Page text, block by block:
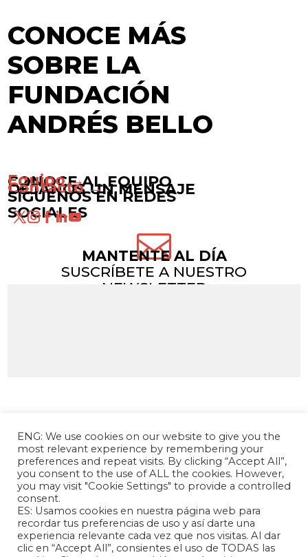
CONOCE MÁS
SOBRE LA
FUNDACIÓN
ANDRÉS BELLO
CONOCE AL EQUIPO
Equipo →
DÉJANOS UN MENSAJE
Contacto →
SÍGUENOS EN REDES
SOCIALES

MANTENTE AL DÍA
SUSCRÍBETE A NUESTRO
NEWSLETTER
La Fundación Andrés Bello – Centro de
Investigación Chino Latinoamericano es una
entidad sin fines de lucro, de carácter
independiente, dedicada a la investigación y
ENG: We use cookies on our website to give you the
most relevant experience by remembering your
preferences and repeat visits. By clicking “Accept All”,
you consent to the use of ALL the cookies. However,
you may visit "Cookie Settings" to provide a controlled
consent.
ES: Usamos cookies en nuestra página web para
recordar tus preferencias de uso y así darte una
experiencia relevante cada vez que nos visitas. Al dar
clic en “Accept All”, consientes el uso de TODAS las